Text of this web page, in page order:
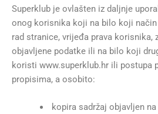
Superklub je ovlašten iz daljnje
onog korisnika koji na bilo koji
rad stranice, vrijeđa prava korisnika,
objavljene podatke ili na bilo koji
koristi www.superklub.hr ili postupa
propisima, a osobito:
kopira sadržaj objavljen